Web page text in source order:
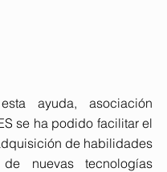
ayuda, asociación
se ha podido facilitar el
de habilidades
nuevas tecnologías